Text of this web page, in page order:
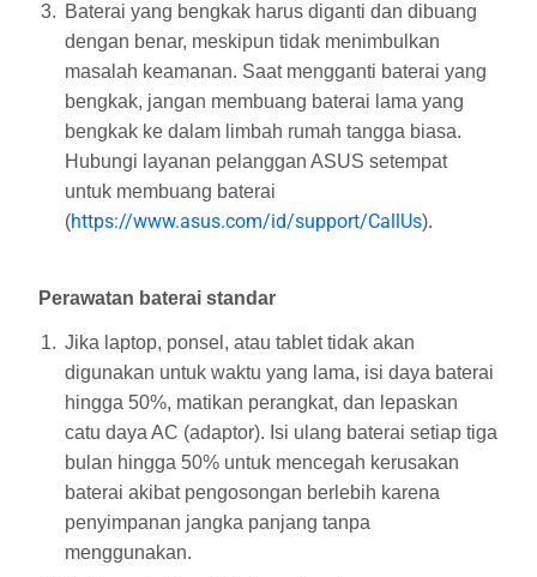
Baterai yang bengkak harus diganti dan dibuang
dengan benar, meskipun tidak menimbulkan
masalah keamanan. Saat mengganti baterai yang
bengkak, jangan membuang baterai lama yang
bengkak ke dalam limbah rumah tangga biasa.
Hubungi layanan pelanggan ASUS setempat
untuk membuang baterai
(https://www.asus.com/id/support/CallUs).
Perawatan baterai standar
Jika laptop, ponsel, atau tablet tidak akan
digunakan untuk waktu yang lama, isi daya baterai
hingga 50%, matikan perangkat, dan lepaskan
catu daya AC (adaptor). Isi ulang baterai setiap tiga
bulan hingga 50% untuk mencegah kerusakan
baterai akibat pengosongan berlebih karena
penyimpanan jangka panjang tanpa
menggunakan.